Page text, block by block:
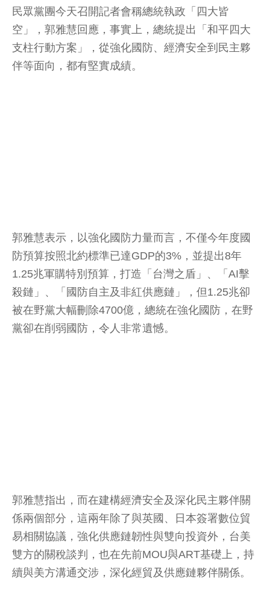
民眾黨團今天召開記者會稱總統執政「四大皆
空」，郭雅慧回應，事實上，總統提出「和平四大
支柱行動方案」，從強化國防、經濟安全到民主夥
伴等面向，都有堅實成績。
郭雅慧表示，以強化國防力量而言，不僅今年度國
防預算按照北約標準已達GDP的3%，並提出8年
1.25兆軍購特別預算，打造「台灣之盾」、「AI擊
殺鏈」、「國防自主及非紅供應鏈」，但1.25兆卻
被在野黨大幅刪除4700億，總統在強化國防，在野
黨卻在削弱國防，令人非常遺憾。
郭雅慧指出，而在建構經濟安全及深化民主夥伴關
係兩個部分，這兩年除了與英國、日本簽署數位貿
易相關協議，強化供應鏈韌性與雙向投資外，台美
雙方的關稅談判，也在先前MOU與ART基礎上，持
續與美方溝通交涉，深化經貿及供應鏈夥伴關係。